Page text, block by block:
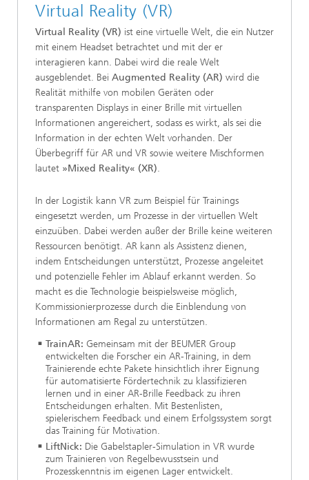
Virtual Reality (VR)
Virtual Reality (VR) ist eine virtuelle Welt, die ein Nutzer
mit einem Headset betrachtet und mit der er
interagieren kann. Dabei wird die reale Welt
ausgeblendet. Bei Augmented Reality (AR) wird die
Realität mithilfe von mobilen Geräten oder
transparenten Displays in einer Brille mit virtuellen
Informationen angereichert, sodass es wirkt, als sei die
Information in der echten Welt vorhanden. Der
Überbegriff für AR und VR sowie weitere Mischformen
lautet »Mixed Reality« (XR).
In der Logistik kann VR zum Beispiel für Trainings
eingesetzt werden, um Prozesse in der virtuellen Welt
einzuüben. Dabei werden außer der Brille keine weiteren
Ressourcen benötigt. AR kann als Assistenz dienen,
indem Entscheidungen unterstützt, Prozesse angeleitet
und potenzielle Fehler im Ablauf erkannt werden. So
macht es die Technologie beispielsweise möglich,
Kommissionierprozesse durch die Einblendung von
Informationen am Regal zu unterstützen.
TrainAR: Gemeinsam mit der BEUMER Group
entwickelten die Forscher ein AR-Training, in dem
Trainierende echte Pakete hinsichtlich ihrer Eignung
für automatisierte Fördertechnik zu klassifizieren
lernen und in einer AR-Brille Feedback zu ihren
Entscheidungen erhalten. Mit Bestenlisten,
spielerischem Feedback und einem Erfolgssystem sorgt
das Training für Motivation.
LiftNick: Die Gabelstapler-Simulation in VR wurde
zum Trainieren von Regelbewusstsein und
Prozesskenntnis im eigenen Lager entwickelt.